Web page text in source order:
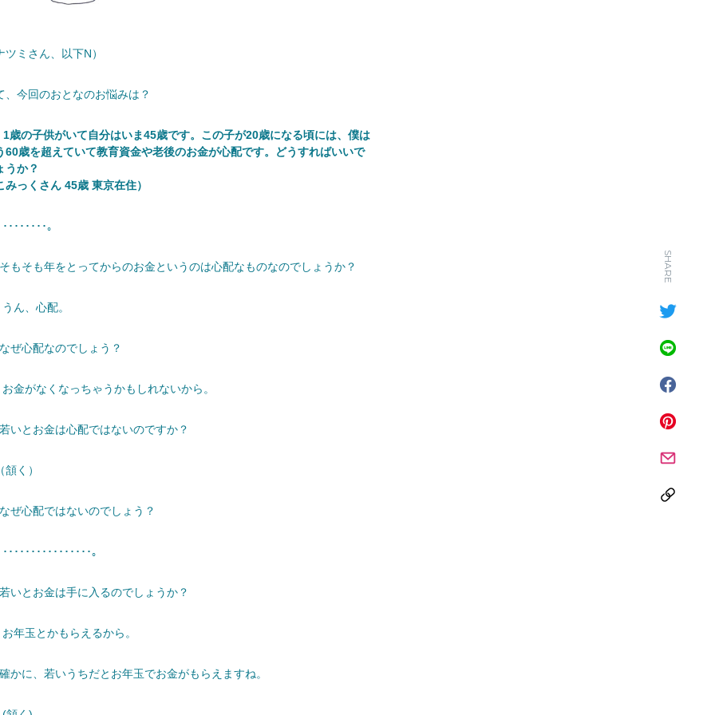
ツミさん、以下N）
、今回のおとなのお悩みは？
の子供がいて自分はいま45歳です。この子が20歳になる頃には、僕は
60歳を超えていて教育資金や老後のお金が心配です。どうすればいいで
うか？
みっくさん 45歳 東京在住）
･･････。
もそも年をとってからのお金というのは心配なものなのでしょうか？
ん、心配。
ぜ心配なのでしょう？
金がなくなっちゃうかもしれないから。
いとお金は心配ではないのですか？
頷く）
ぜ心配ではないのでしょう？
･･････････････。
いとお金は手に入るのでしょうか？
年玉とかもらえるから。
かに、若いうちだとお年玉でお金がもらえますね。
SHARE